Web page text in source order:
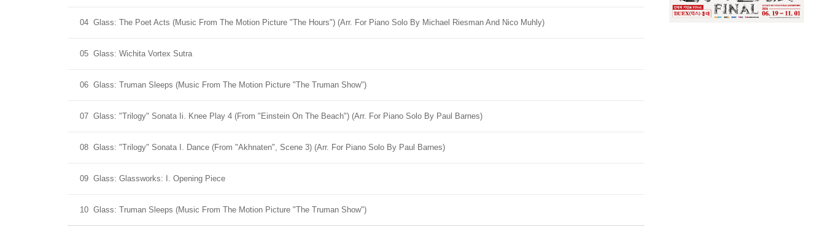
04 Glass: The Poet Acts (Music From The Motion Picture "The Hours") (Arr. For Piano Solo By Michael Riesman And Nico Muhly)
05 Glass: Wichita Vortex Sutra
06 Glass: Truman Sleeps (Music From The Motion Picture "The Truman Show")
07 Glass: "Trilogy" Sonata Ii. Knee Play 4 (From "Einstein On The Beach") (Arr. For Piano Solo By Paul Barnes)
08 Glass: "Trilogy" Sonata I. Dance (From "Akhnaten", Scene 3) (Arr. For Piano Solo By Paul Barnes)
09 Glass: Glassworks: I. Opening Piece
10 Glass: Truman Sleeps (Music From The Motion Picture "The Truman Show")